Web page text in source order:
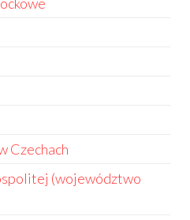
Czechach
(województwo